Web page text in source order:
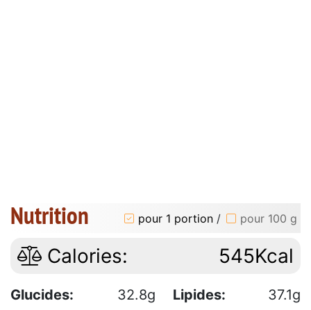
Nutrition pour 1 portion / pour 100 g
Calories: 545Kcal
Glucides: 32.8g Lipides:
37.1g